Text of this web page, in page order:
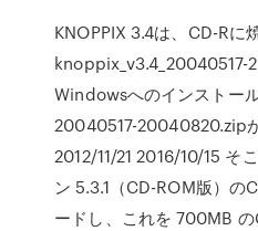
KNOPPIX 3.4は、CD-Rに
knoppix_v3.4_20040517-
Windowsへのインストー
20040517-20040820.zip
2012/11/21 2016/10/15 そ
ン 5.3.1（CD-ROM版）の
ードし、これを 700MB